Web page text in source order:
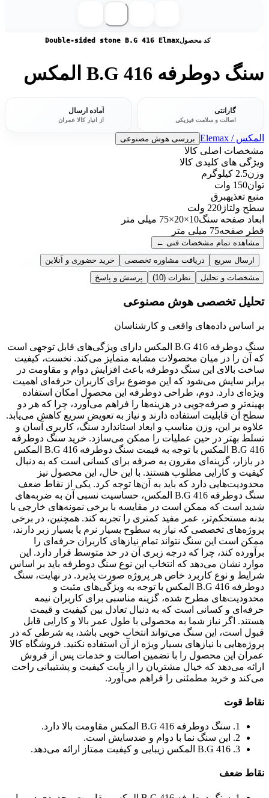
کد محصولDouble-sided stone B.G 416 Elmax
سنگ دوطرفه B.G 416 المکس
گارانتی
اصالت و سلامت فیزیکی
آماده ارسال
از انبار کالا عمران
المکس / Elemax بررسی هوش مصنوعی
مشخصات اصلی کالا
ویژگی های کلیدی کالا
وزن2.5 کیلوگرم
توان150 وات
منبع تغذیهبرق
سطح ولتاژ220 ولت
ابعاد صفحه سنگ10×20×75 میلی متر
قطر صفحه75 میلی متر
مشاهده تمام مشخصات فنی ←
ارسال سریع
دریافت مشاوره تخصصی
خرید حضوری و آنلاین
مشخصات و تحلیل
نظرات (10) پرسش و پاسخ
تحلیل تخصصی هوش مصنوعی
بر اساس داده‌های واقعی و کارشناسان
سنگ دوطرفه B.G 416 المکس دارای ویژگی‌های قابل توجهی است
که آن را در میان محصولات مشابه متمایز می‌کند. نخست، کیفیت
ساخت بالای این سنگ دوطرفه باعث افزایش دوام و مقاومت در
برابر سایش می‌شود که این موضوع برای کاربران حرفه‌ای اهمیت
ویژه‌ای دارد. دوم، طراحی دوطرفه این محصول امکان استفاده
بهینه‌تر و صرفه‌جویی در هزینه‌ها را فراهم می‌آورد، چرا که هر دو
سطح آن قابلیت استفاده دارند و نیاز به تعویض سریع کاهش می‌یابد.
علاوه بر این، وزن مناسب و ابعاد استاندارد سنگ، کاربری آسان و
تسلط بهتر در حین عملیات را ممکن می‌سازد. خرید سنگ دوطرفه
B.G 416 المکس با توجه به قیمت سنگ دوطرفه B.G 416 المکس
در بازار، گزینه‌ای مقرون به صرفه برای کسانی است که به دنبال
کیفیت و کارایی مطلوب هستند. با این حال، این محصول نیز
محدودیت‌هایی دارد که باید به آن‌ها توجه کرد. یکی از نقاط ضعف
سنگ دوطرفه B.G 416 المکس، حساسیت نسبی آن به ضربه‌های
شدید است که ممکن است در مقایسه با برخی نمونه‌های خارجی با
بدنه مستحکم‌تر، عمر مفید کمتری را تجربه کند. همچنین، در برخی
پروژه‌های تخصصی که نیاز به سطوح بسیار نرم یا بسیار زبر دارند،
ممکن است این سنگ نتواند تمام نیازهای کاربران حرفه‌ای را
برآورده کند، چرا که درجه زبری آن در حد متوسط قرار دارد. این
موارد نشان می‌دهد که انتخاب این نوع سنگ دوطرفه باید بر اساس
شرایط و نوع کاربرد خاص هر پروژه صورت پذیرد. در نهایت، سنگ
دوطرفه B.G 416 المکس با توجه به ویژگی‌های مثبت و
محدودیت‌های مطرح شده، گزینه مناسبی برای کاربران نیمه
حرفه‌ای و کسانی است که به دنبال تعادل بین کیفیت و قیمت
هستند. اگر نیاز شما به محصولی با طول عمر بالا و کارایی قابل
قبول است، این سنگ می‌تواند انتخاب خوبی باشد، به شرطی که در
پروژه‌هایی با نیازهای بسیار ویژه از آن استفاده نکنید. فروشگاه کالا
عمران این محصول را با تضمین اصالت و خدمات پس از فروش
ارائه می‌دهد که خیال مشتریان را از بابت کیفیت و پشتیبانی راحت
می‌کند و خرید مطمئنی را فراهم می‌آورد.
نقاط قوت
1. سنگ دوطرفه B.G 416 المکس مقاومت بالا دارد.
2. این سنگ نما با دوام و ضدسایش است.
3. B.G 416 المکس زیبایی و کیفیت ممتاز ارائه می‌دهد.
نقاط ضعف